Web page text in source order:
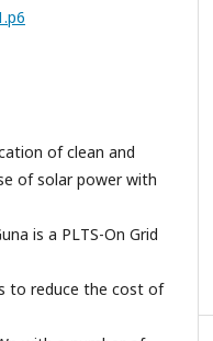
of clean and
of solar power with
is a PLTS-On Grid
to reduce the cost of